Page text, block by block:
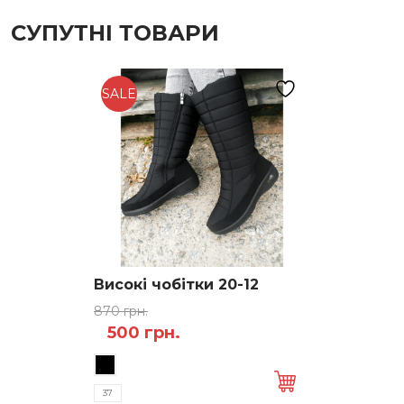
СУПУТНІ ТОВАРИ
SALE
Високі чобітки 20-12
870грн.
Оригінальна
ціна:
870 грн..
500 грн.
Цей
товар
має
37